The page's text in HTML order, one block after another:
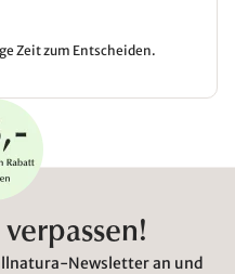
Zeit zum Entscheiden.
Newsletter an und